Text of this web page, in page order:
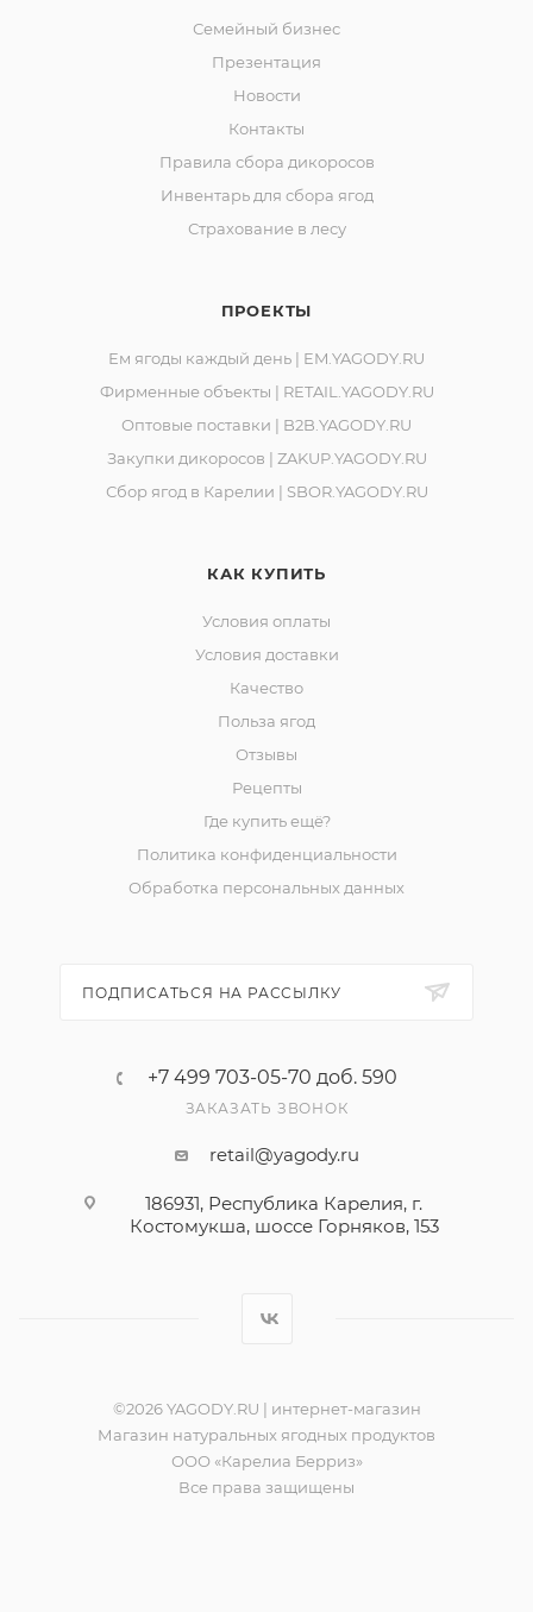
Семейный бизнес
Презентация
Новости
Контакты
Правила сбора дикоросов
Инвентарь для сбора ягод
Страхование в лесу
ПРОЕКТЫ
Ем ягоды каждый день | EM.YAGODY.RU
Фирменные объекты | RETAIL.YAGODY.RU
Оптовые поставки | B2B.YAGODY.RU
Закупки дикоросов | ZAKUP.YAGODY.RU
Сбор ягод в Карелии | SBOR.YAGODY.RU
КАК КУПИТЬ
Условия оплаты
Условия доставки
Качество
Польза ягод
Отзывы
Рецепты
Где купить ещё?
Политика конфиденциальности
Обработка персональных данных
ПОДПИСАТЬСЯ НА РАССЫЛКУ
+7 499 703-05-70 доб. 590
ЗАКАЗАТЬ ЗВОНОК
retail@yagody.ru
186931, Республика Карелия, г.
Костомукша, шоссе Горняков, 153
©2026 YAGODY.RU | интернет-магазин
Магазин натуральных ягодных продуктов
ООО «Карелиа Берриз»
Все права защищены